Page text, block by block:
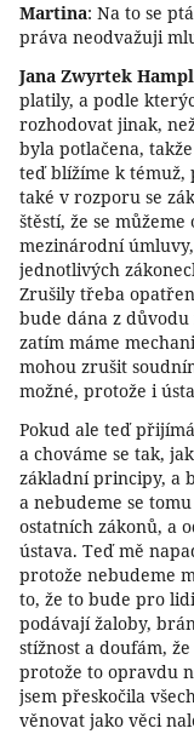
Martina: Na to se
práva neodvažuji
Jana Zwyrtek
platily, a podle
rozhodovat jinak,
byla potlačena,
teď blížíme k témuž,
také v rozporu se
štěstí, že se
mezinárodní
jednotlivých
Zrušily třeba
bude dána z
zatím máme
mohou zrušit
možné, protože i
Pokud ale teď
a chováme se tak,
základní principy, a
a nebudeme se
ostatních zákonů, a
ústava. Teď mě
protože nebudeme
to, že to bude pro
podávají žaloby,
stížnost a doufám,
protože to opravdu
jsem přeskočila
věnovat jako věci